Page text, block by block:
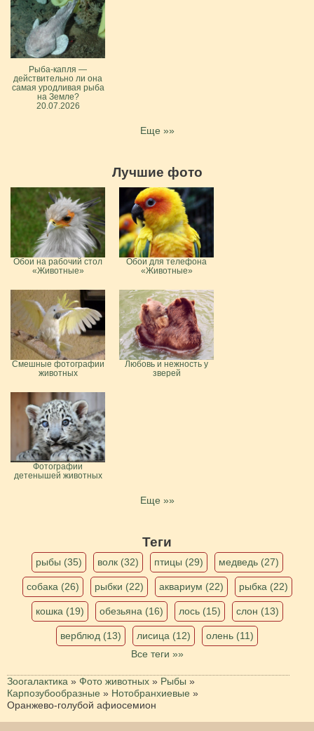
Рыба-капля —
действительно ли она
самая уродливая рыба
на Земле?
20.07.2026
Еще »»
Лучшие фото
Обои на рабочий стол
«Животные»
Обои для телефона
«Животные»
Смешные фотографии
животных
Любовь и нежность у
зверей
Фотографии
детенышей животных
Еще »»
Теги
рыбы (35) волк (32) птицы (29) медведь (27)
собака (26) рыбки (22) аквариум (22) рыбка (22)
кошка (19) обезьяна (16) лось (15) слон (13)
верблюд (13) лисица (12)
олень (11)
Все теги »»
Зоогалактика » Фото животных » Рыбы »
Карпозубообразные » Нотобранхиевые »
Оранжево-голубой афиосемион